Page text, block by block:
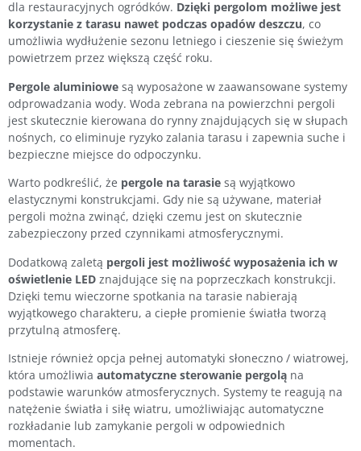
dla restauracyjnych ogródków. Dzięki pergolom możliwe jest
korzystanie z tarasu nawet podczas opadów deszczu, co
umożliwia wydłużenie sezonu letniego i cieszenie się świeżym
powietrzem przez większą część roku.
Pergole aluminiowe są wyposażone w zaawansowane systemy
odprowadzania wody. Woda zebrana na powierzchni pergoli
jest skutecznie kierowana do rynny znajdujących się w słupach
nośnych, co eliminuje ryzyko zalania tarasu i zapewnia suche i
bezpieczne miejsce do odpoczynku.
Warto podkreślić, że pergole na tarasie są wyjątkowo
elastycznymi konstrukcjami. Gdy nie są używane, materiał
pergoli można zwinąć, dzięki czemu jest on skutecznie
zabezpieczony przed czynnikami atmosferycznymi.
Dodatkową zaletą pergoli jest możliwość wyposażenia ich w
oświetlenie LED znajdujące się na poprzeczkach konstrukcji.
Dzięki temu wieczorne spotkania na tarasie nabierają
wyjątkowego charakteru, a ciepłe promienie światła tworzą
przytulną atmosferę.
Istnieje również opcja pełnej automatyki słoneczno / wiatrowej,
która umożliwia automatyczne sterowanie pergolą na
podstawie warunków atmosferycznych. Systemy te reagują na
natężenie światła i siłę wiatru, umożliwiając automatyczne
rozkładanie lub zamykanie pergoli w odpowiednich
momentach.